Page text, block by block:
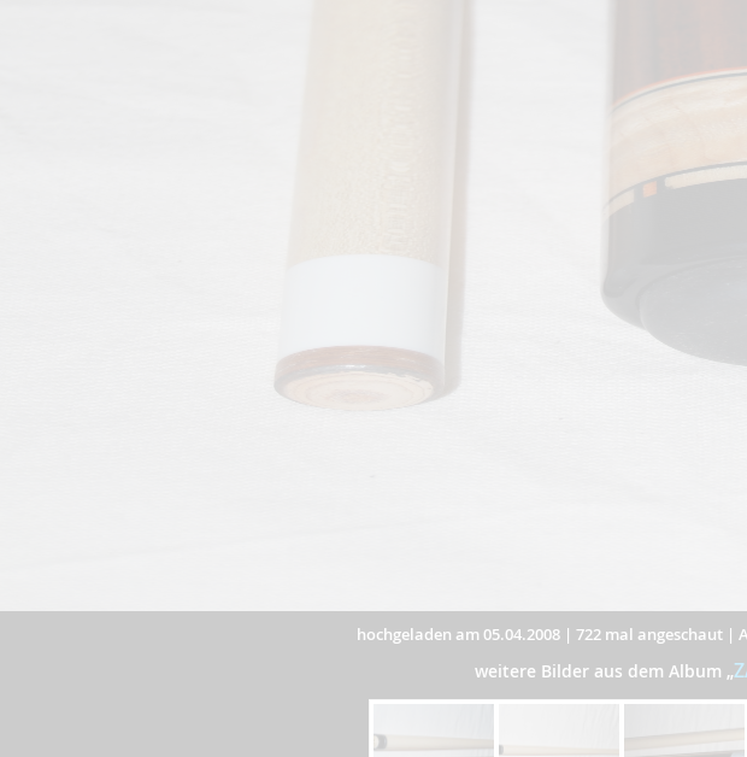
hochgeladen am 05.04.2008| 722 mal angeschaut|
weitere Bilder aus dem Album „